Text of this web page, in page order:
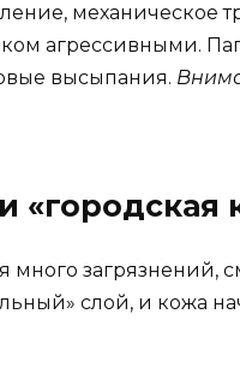
агрессивными.
высыпания.
«городская
загрязнений,
слой, и кожа